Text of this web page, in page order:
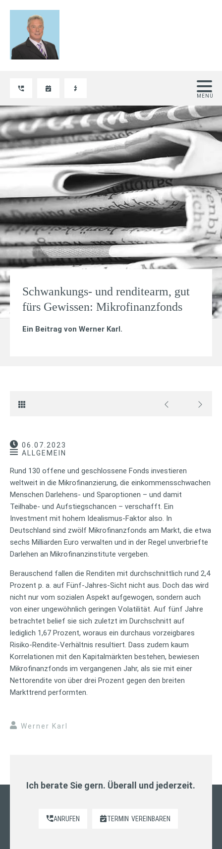
Schwankungs- und renditearm, gut
fürs Gewissen: Mikrofinanzfonds
Ein Beitrag von Werner Karl.
06.07.2023
ALLGEMEIN
Rund 130 offene und geschlossene Fonds investieren
weltweit in die Mikrofinanzierung, die einkommensschwachen
Menschen Darlehens- und Sparoptionen – und damit
Teilhabe- und Aufstiegschancen – verschafft. Ein
Investment mit hohem Idealismus-Faktor also. In
Deutschland sind zwölf Mikrofinanzfonds am Markt, die etwa
sechs Milliarden Euro verwalten und in der Regel unverbriefte
Darlehen an Mikrofinanzinstitute vergeben.
Berauschend fallen die Renditen mit durchschnittlich rund 2,4
Prozent p. a. auf Fünf-Jahres-Sicht nicht aus. Doch das wird
nicht nur vom sozialen Aspekt aufgewogen, sondern auch
von einer ungewöhnlich geringen Volatilität. Auf fünf Jahre
betrachtet belief sie sich zuletzt im Durchschnitt auf
lediglich 1,67 Prozent, woraus ein durchaus vorzeigbares
Risiko-Rendite-Verhältnis resultiert. Dass zudem kaum
Korrelationen mit den Kapitalmärkten bestehen, bewiesen
Mikrofinanzfonds im vergangenen Jahr, als sie mit einer
Nettorendite von über drei Prozent gegen den breiten
Markttrend performten.
Werner Karl
Ich berate Sie gern. Überall und jederzeit.
ANRUFEN TERMIN VEREINBAREN